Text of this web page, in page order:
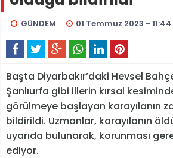
GÜNDEM 01 Temmuz 2023 - 11:44
Başta Diyarbakır’daki Hevsel
Şanlıurfa gibi illerin kırsal
görülmeye başlayan karayılanın
bildirildi. Uzmanlar, karayılanın
uyarıda bulunarak, korunması
ediyor.